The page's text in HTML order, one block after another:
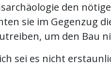
den
sie im Gegenzug
um den Bau
sei es nicht